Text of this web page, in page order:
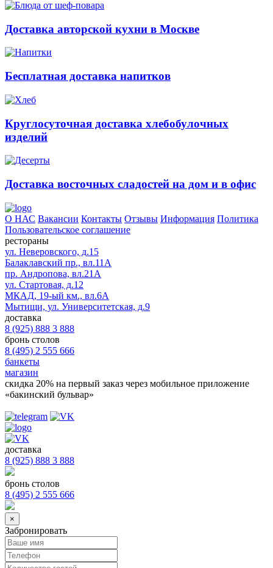
Доставка авторской кухни в Москве
Бесплатная доставка напитков
Круглосуточная доставка хлебобулочных
изделий
Доставка восточных сладостей на дом и в офис
О НАС Вакансии Контакты Отзывы Информация Политика
Пользовательское соглашение
рестораны
ул. Неверовского, д.15
Балаклавский пр., вл.11А
пр. Андропова, вл.21А
ул. Стартовая, д.12
МКАД, 19-ый км., вл.6А
Мытищи, ул. Университетская, д.9
доставка
8 (925) 888 3 888
бронь столов
8 (495) 2 555 666
банкеты
магазин
скидка 20% на первый заказ через мобильное приложение
«бакинский бульвар»
доставка
8 (925) 888 3 888
бронь столов
8 (495) 2 555 666
×
Забронировать